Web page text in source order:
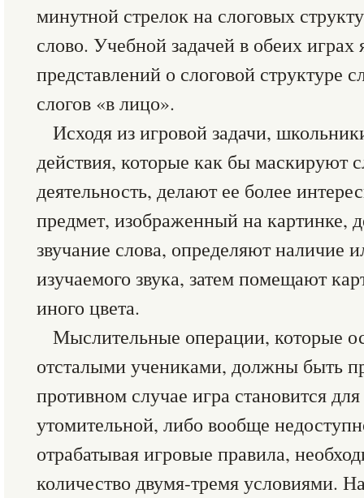
минутной стрелок на слоговых
слово. Учебной задачей в обеих играх
представлений о слоговой структуре
слогов «в лицо».
Исходя из игровой задачи,
действия, которые как бы
деятельность, делают ее более
предмет, изображенный на картинке,
звучание слова, определяют наличие
изучаемого звука, затем помещают
иного цвета.
Мыслительные операции, которые
отсталыми учениками, должны быть
противном случае игра становится
утомительной, либо вообще
отрабатывая игровые правила,
количество двумя-тремя условиями.